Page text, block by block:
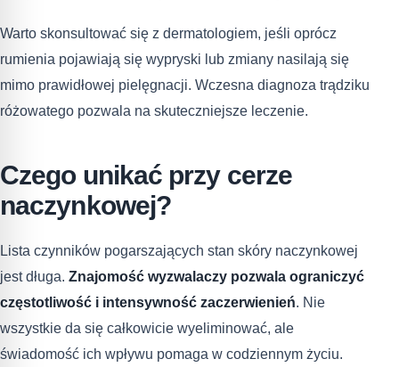
Warto skonsultować się z dermatologiem, jeśli oprócz
rumienia pojawiają się wypryski lub zmiany nasilają się
mimo prawidłowej pielęgnacji. Wczesna diagnoza trądziku
różowatego pozwala na skuteczniejsze leczenie.
Czego unikać przy cerze
naczynkowej?
Lista czynników pogarszających stan skóry naczynkowej
jest długa. Znajomość wyzwalaczy pozwala ograniczyć
częstotliwość i intensywność zaczerwienień. Nie
wszystkie da się całkowicie wyeliminować, ale
świadomość ich wpływu pomaga w codziennym życiu.